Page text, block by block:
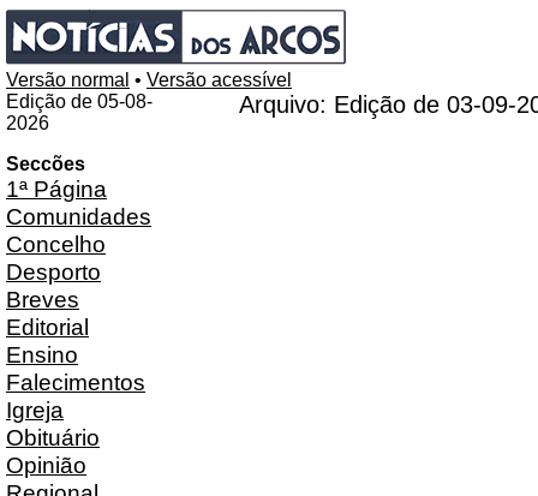
Versão normal • Versão acessível
Edição de 05-08-
2026
Seccões
1ª Página
Comunidades
Concelho
Desporto
Breves
Editorial
Ensino
Falecimentos
Igreja
Obituário
Opinião
Arquivo: Edição de 03-09-